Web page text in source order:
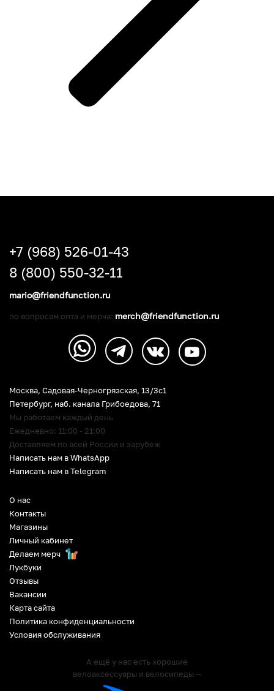
О нас
Контакты
Магазины
Личный кабинет
Делаем мерч
Лукбуки
Отзывы
Вакансии
Карта сайта
Политика конфиденциальности
Условия обслуживания
А ещё у нас есть хорошие
велоаксессуары и велосипеды —
Москва, Садовая-Черногрязская, 13/3c1
Петербург, наб. канала Грибоедова, 71
Мы работаем каждый день
Ежедневно: 11:00 - 21:00
Доставляем по всей России и зарубеж
Написать нам в WhatsApp
Написать нам в Telegram
+7 (968) 526-01-43
8 (800) 550-32-11
mario@friendfunction.ru
по вопросам опта и мерча: merch@friendfunction.ru